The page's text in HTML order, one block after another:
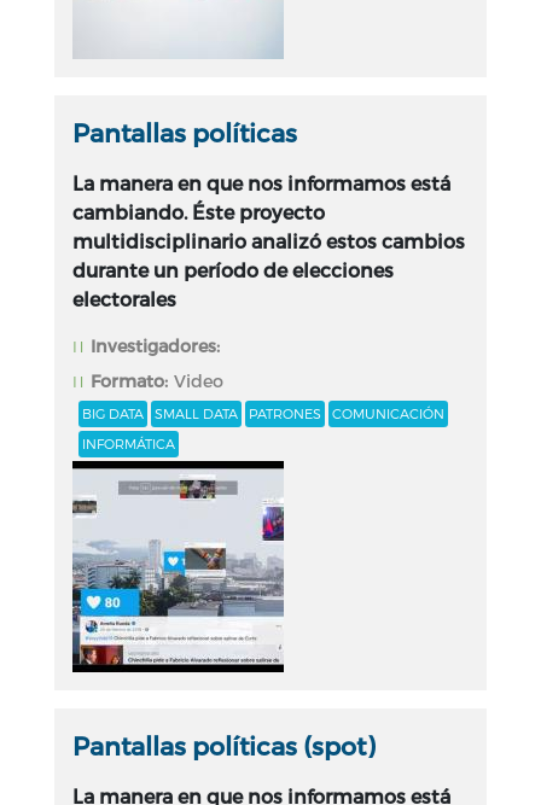
Pantallas políticas
La manera en que nos informamos está
cambiando. Éste proyecto
multidisciplinario analizó estos cambios
durante un período de elecciones
electorales
Investigadores:
Formato: Video
BIG DATA SMALL DATA PATRONES
COMUNICACIÓN
INFORMÁTICA
Pantallas políticas (spot)
La manera en que nos informamos está